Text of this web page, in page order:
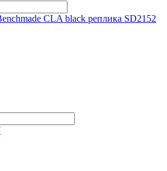
CLA black реплика SD2152